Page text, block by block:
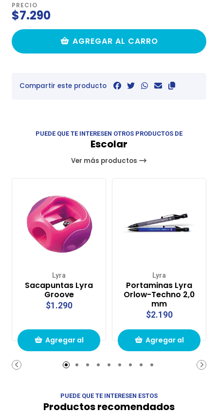
PRECIO
$7.290
AGREGAR AL CARRO
Compartir este producto
PUEDE QUE TE INTERESEN OTROS PRODUCTOS DE
Escolar
Ver más productos
Lyra
Sacapuntas Lyra
Groove
$1.290
Agregar al
carrito de
Lyra
Portaminas Lyra
Orlow-Techno 2,0
mm
$2.190
Agregar al
carrito de
PUEDE QUE TE INTERESEN ESTOS
Productos recomendados